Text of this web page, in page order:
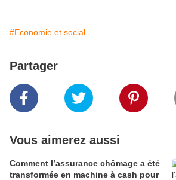
#Economie et social
Partager
Vous aimerez aussi
Comment l’assurance chômage a été
transformée en machine à cash pour